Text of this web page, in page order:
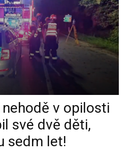
v opilosti
své dvě děti,
sedm let!